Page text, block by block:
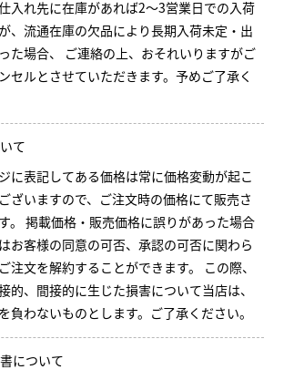
入れ先に在庫があれば2～3営業日での入荷
、流通在庫の欠品により長期入荷未定・出
た場合、 ご連絡の上、おそれいりますがご
セルとさせていただきます。予めご了承く
て
に表記してある価格は常に価格変動が起こ
ざいますので、ご注文時の価格にて販売さ
。 掲載価格・販売価格に誤りがあった場合
お客様の同意の可否、承認の可否に関わら
注文を解約することができます。 この際、
的、間接的に生じた損害について当店は、
負わないものとします。ご了承ください。
について